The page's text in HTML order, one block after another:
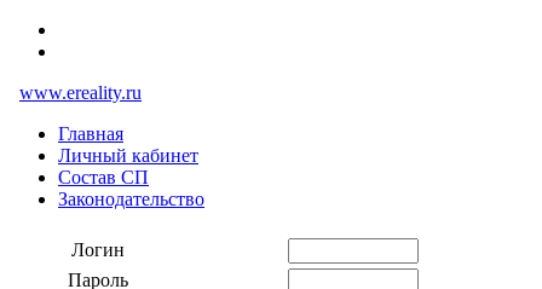
www.ereality.ru
Главная
Личный кабинет
Состав СП
Законодательство
Логин
Пароль